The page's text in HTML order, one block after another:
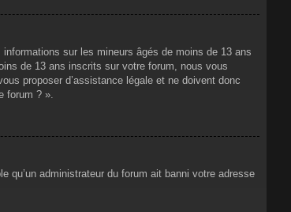
sur les mineurs âgés de moins de 13 ans
de 13 ans inscrits sur votre forum, nous vous
proposer d’assistance légale et ne doivent donc
forum ? ».
qu’un administrateur du forum ait banni votre adresse